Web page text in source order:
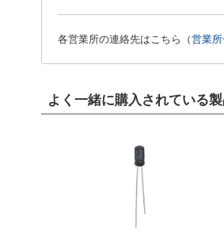
各営業所の連絡先はこちら（営業
よく一緒に購入されている